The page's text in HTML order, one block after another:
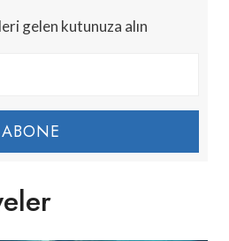
gelen kutunuza alın
ABONE